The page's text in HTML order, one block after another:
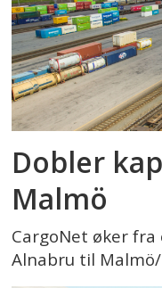
Dobler
Malmö
CargoNet øker
Alnabru til